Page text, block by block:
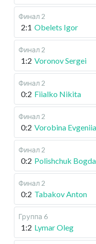
Финал 2
2:1 Obelets Igor
Финал 2
1:2 Voronov Sergei
Финал 2
0:2 Fiialko Nikita
Финал 2
0:2 Vorobina Evgeniia
Финал 2
0:2 Polishchuk
Финал 2
0:2 Tabakov Anton
Группа 6
1:2 Lymar Oleg